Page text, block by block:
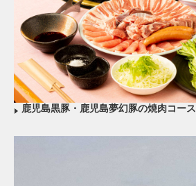
鹿児島黒豚・鹿児島夢幻豚の焼肉コース